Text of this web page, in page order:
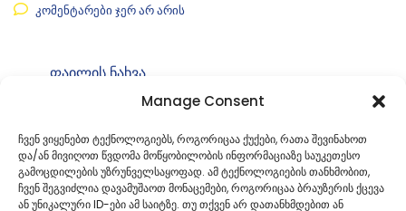
Manage Consent
ჩვენ ვიყენებთ ტექნოლოგიებს, როგორიცაა ქუქები, რათა შევინახოთ
და/ან მივიღოთ წვდომა მოწყობილობის ინფორმაციაზე საუკეთესო
გამოცდილების უზრუნველსაყოფად. ამ ტექნოლოგიების თანხმობით,
ჩვენ შეგვიძლია დავამუშაოთ მონაცემები, როგორიცაა ბრაუზერის ქცევა
ან უნიკალური ID-ები ამ საიტზე. თუ თქვენ არ დათანხმდებით ან
კომენტარები ჯერ არ არის
ფაილის ნახვა
კატეგორიასაკრებულოს განკარგულებები
ID:გ-49. 492236011